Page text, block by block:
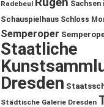
Radebeul Sachsen
Schauspielhaus Schloss
Semperoper
Staatliche
Dresden
Städtische Galerie Dresden